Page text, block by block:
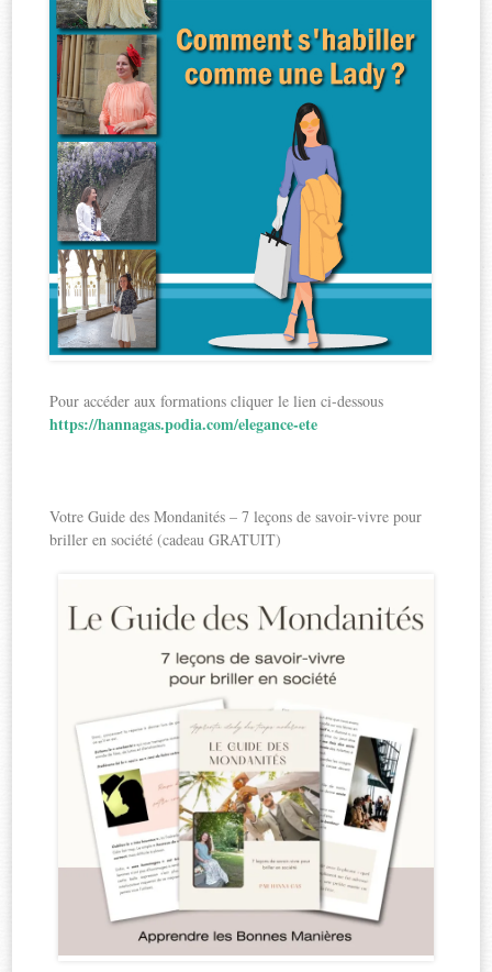
Pour accéder aux formations cliquer le lien ci-dessous
https://hannagas.podia.com/elegance-ete
Votre Guide des Mondanités – 7 leçons de savoir-vivre pour
briller en société (cadeau GRATUIT)